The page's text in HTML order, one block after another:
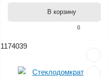
0
В корзину
1174039